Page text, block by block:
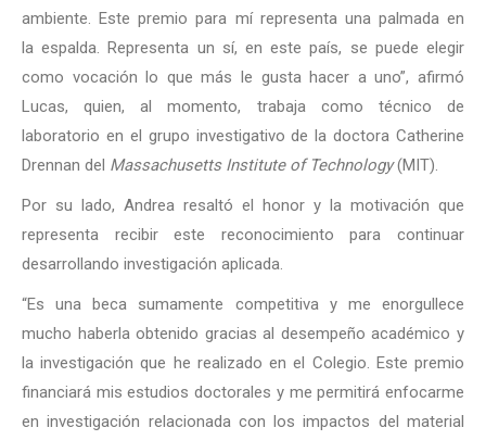
ambiente. Este premio para mí representa una palmada en
la espalda. Representa un sí, en este país, se puede elegir
como vocación lo que más le gusta hacer a uno”, afirmó
Lucas, quien, al momento, trabaja como técnico de
laboratorio​ en el grupo investigativo de la doctora Catherine
Drennan del Massachusetts Institute of Technology(MIT).
Por su lado, Andrea resaltó el honor y la motivación que
representa recibir este reconocimiento para continuar
desarrollando investigación aplicada.
“Es una beca sumamente competitiva y me enorgullece
mucho haberla obtenido gracias al desempeño académico y
la investigación que he realizado en el Colegio. Este premio
financiará mis estudios doctorales y me permitirá enfocarme
en investigación relacionada con los impactos del material